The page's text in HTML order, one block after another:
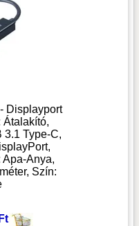
Displayport
Átalakító,
3.1 Type-C,
Anya,
Szín: